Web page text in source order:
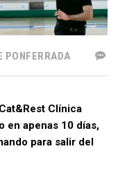
PONFERRADA
Clínica
en apenas 10 días,
para salir del